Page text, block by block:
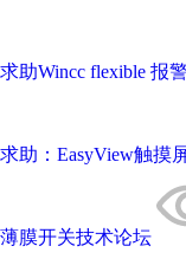
求助Wincc flexible 报
求助：EasyView触摸
薄膜开关技术论坛